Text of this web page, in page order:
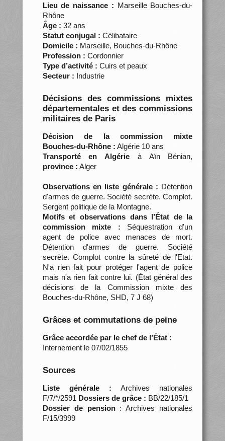
Lieu de naissance : Marseille Bouches-du-
Rhône
Âge : 32 ans
Statut conjugal : Célibataire
Domicile : Marseille, Bouches-du-Rhône
Profession : Cordonnier
Type d’activité : Cuirs et peaux
Secteur : Industrie
Décisions des commissions mixtes
départementales et des commissions
militaires de Paris
Décision de la commission mixte
Bouches-du-Rhône : Algérie 10 ans
Transporté en Algérie à Aïn Bénian,
province : Alger
Observations en liste générale : Détention
d'armes de guerre. Société secrète. Complot.
Sergent politique de la Montagne.
Motifs et observations dans l’État de la
commission mixte : Séquestration d'un
agent de police avec menaces de mort.
Détention d'armes de guerre. Société
secrète. Complot contre la sûreté de l'Etat.
N'a rien fait pour protéger l'agent de police
mais n'a rien fait contre lui. (État général des
décisions de la Commission mixte des
Bouches-du-Rhône, SHD, 7 J 68)
Grâces et commutations de peine
Grâce accordée par le chef de l’État :
Internement le 07/02/1855
Sources
Liste générale : Archives nationales
F/7/*/2591 Dossiers de grâce : BB/22/185/1
Dossier de pension: Archives nationales
F/15/3999